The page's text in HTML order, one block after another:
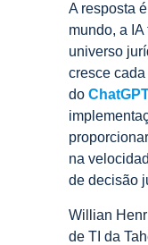
A resposta
mundo, a
universo
cresce
do
na
de decisão
Willian
de TI da